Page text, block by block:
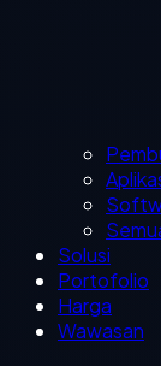
Solusi
Portofolio
Harga
Wawasan